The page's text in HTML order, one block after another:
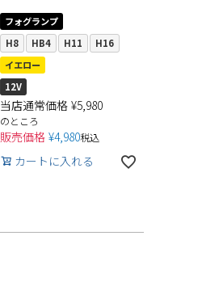
フォグランプ
H8
HB4 H11
H16
イエロー
12V
当店通常価格 ¥5,980
のところ
販売価格 ¥4,980税込
カートに入れる